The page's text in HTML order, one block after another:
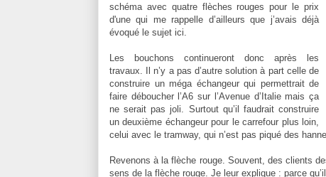
schéma avec quatre flèches rouges pour le prix
d'une qui me rappelle d’ailleurs que j’avais déjà
évoqué le sujet ici.
Les bouchons continueront donc après les
travaux. Il n’y a pas d’autre solution à part celle de
construire un méga échangeur qui permettrait de
faire déboucher l’A6 sur l’Avenue d’Italie mais ça
ne serait pas joli. Surtout qu’il faudrait construire
un deuxième échangeur pour le carrefour plus loin,
celui avec le tramway, qui n’est pas piqué des
Revenons à la flèche rouge. Souvent, des clients
sens de la flèche rouge. Je leur explique : parce